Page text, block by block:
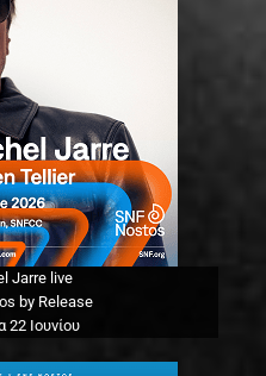
Jarre live
by Release
22 Ιουνίου